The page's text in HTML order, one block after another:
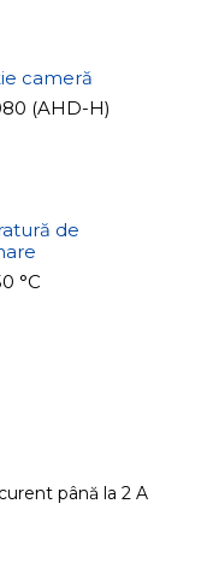
de carduri
cameră
(AHD-H)
de
°С
până la 2 A